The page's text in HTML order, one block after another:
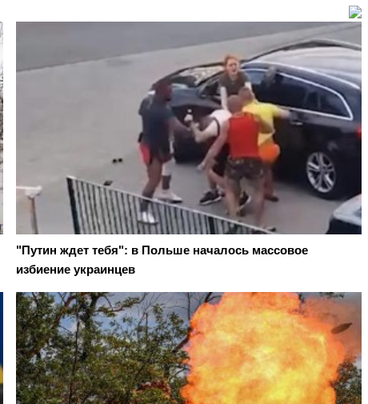
"Путин ждет тебя": в Польше началось массовое
избиение украинцев